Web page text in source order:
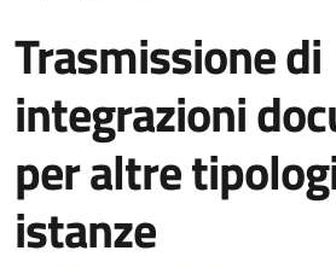
Trasmissione di
integrazioni
per altre
istanze